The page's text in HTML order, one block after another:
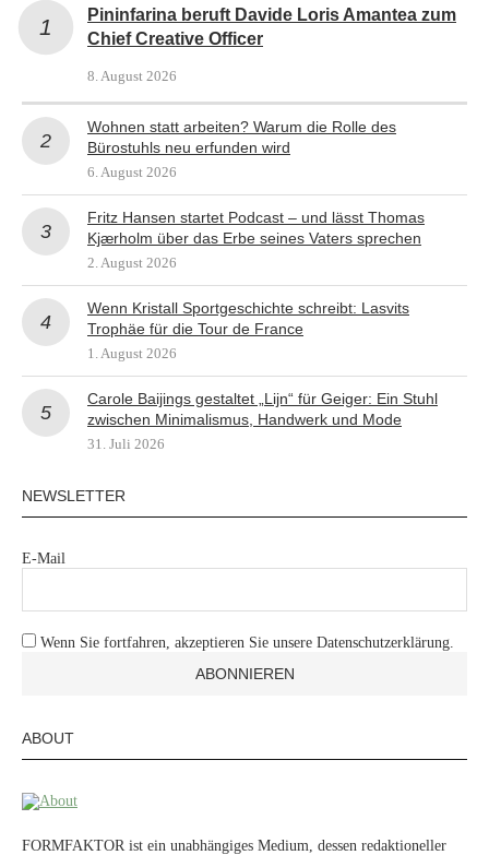
Pininfarina beruft Davide Loris Amantea zum
Chief Creative Officer
8. August 2026
Wohnen statt arbeiten? Warum die Rolle des
Bürostuhls neu erfunden wird
6. August 2026
Fritz Hansen startet Podcast – und lässt Thomas
Kjærholm über das Erbe seines Vaters sprechen
2. August 2026
Wenn Kristall Sportgeschichte schreibt: Lasvits
Trophäe für die Tour de France
1. August 2026
Carole Baijings gestaltet „Lijn“ für Geiger: Ein Stuhl
zwischen Minimalismus, Handwerk und Mode
31. Juli 2026
NEWSLETTER
E-Mail
Wenn Sie fortfahren, akzeptieren Sie unsere Datenschutzerklärung.
ABOUT
FORMFAKTOR ist ein unabhängiges Medium, dessen redaktioneller